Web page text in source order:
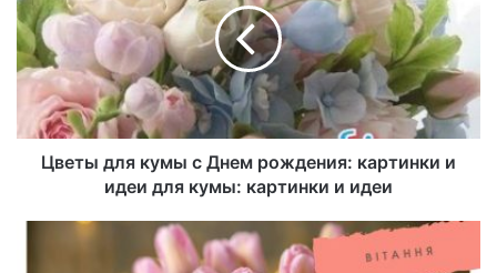
Цветы для кумы с Днем рождения: картинки и
идеи для кумы: картинки и идеи